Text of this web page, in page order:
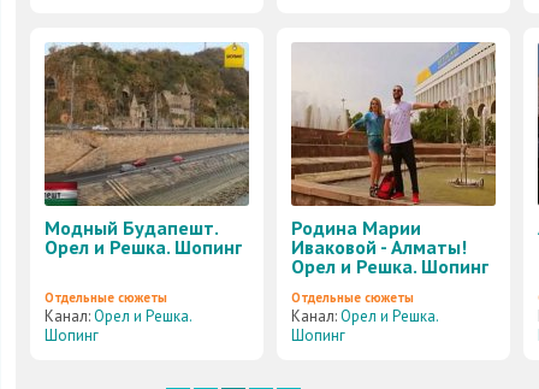
Модный Будапешт.
Орел и Решка. Шопинг
Отдельные сюжеты
Канал:Орел и Решка.
Шопинг
Родина Марии
Иваковой - Алматы!
Орел и Решка. Шопинг
Отдельные сюжеты
Канал:Орел и Решка.
Шопинг